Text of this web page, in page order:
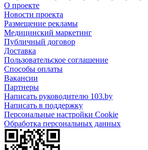
О проекте
Новости проекта
Размещение рекламы
Медицинский маркетинг
Публичный договор
Доставка
Пользовательское соглашение
Способы оплаты
Вакансии
Партнеры
Написать руководителю 103.by
Написать в поддержку
Персональные настройки Cookie
Обработка персональных данных